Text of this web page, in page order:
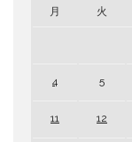
月 火
4 5
11 12